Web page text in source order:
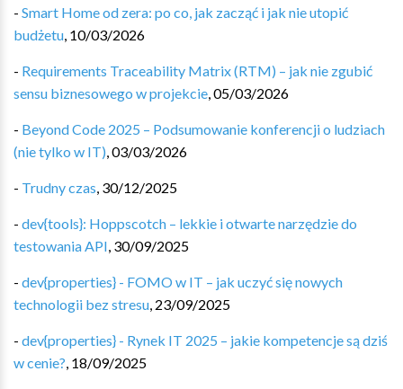
- Smart Home od zera: po co, jak zacząć i jak nie utopić
budżetu, 10/03/2026
- Requirements Traceability Matrix (RTM) – jak nie zgubić
sensu biznesowego w projekcie,05/03/2026
- Beyond Code 2025 – Podsumowanie konferencji o ludziach
(nie tylko w IT),03/03/2026
- Trudny czas, 30/12/2025
- dev{tools}: Hoppscotch – lekkie i otwarte narzędzie do
testowania API, 30/09/2025
- dev{properties} - FOMO w IT – jak uczyć się nowych
technologii bez stresu, 23/09/2025
- dev{properties} - Rynek IT 2025 – jakie kompetencje są dziś
w cenie?, 18/09/2025